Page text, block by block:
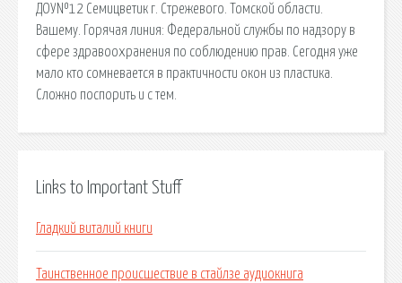
ДОУ№12 Семицветик г. Стрежевого. Томской области.
Вашему. Горячая линия: Федеральной службы по надзору в
сфере здравоохранения по соблюдению прав. Сегодня уже
мало кто сомневается в практичности окон из пластика.
Сложно поспорить и с тем.
Links to Important Stuff
Гладкий виталий книги
Таинственное происшествие в стайлзе аудиокнига